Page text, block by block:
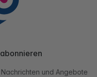
und Angebote